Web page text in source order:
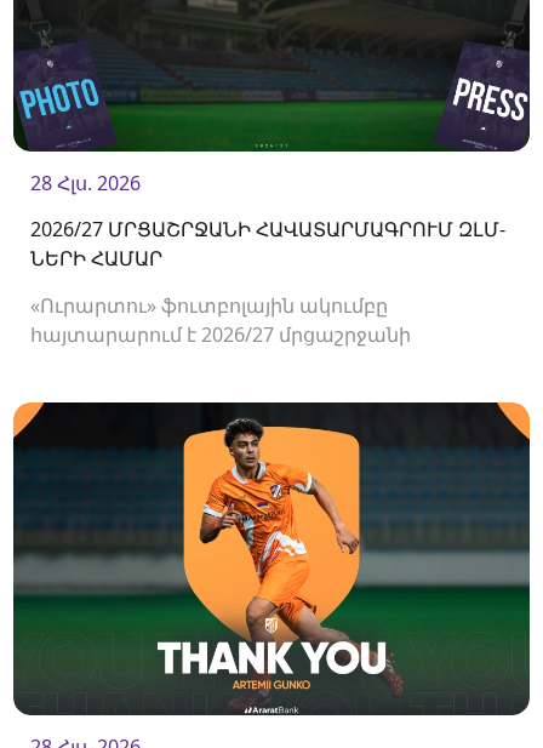
28 Հլս. 2026
2026/27 ՄՐՑԱՇՐՋԱՆԻ ՀԱՎԱՏԱՐՄԱԳՐՈՒՄ ԶԼՄ-
ՆԵՐԻ ՀԱՄԱՐ
«Ուրարտու» ֆուտբոլային ակումբը
հայտարարում է 2026/27 մրցաշրջանի
մեկնարկի մասին։